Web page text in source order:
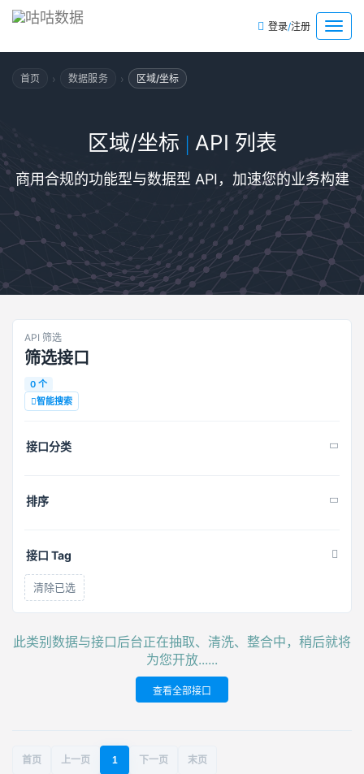
菜
单
登录/注册
首页 › 数据服务 › 区域/坐标
区域/坐标 | API 列表
商用合规的功能型与数据型 API，加速您的业务构建
API 筛选
筛选接口
0 个
智能搜索
接口分类
排序
接口 Tag
清除已选
此类别数据与接口后台正在抽取、清洗、整合中，稍后就将
为您开放......
查看全部接口
首页 上一页 1 下一页 末页